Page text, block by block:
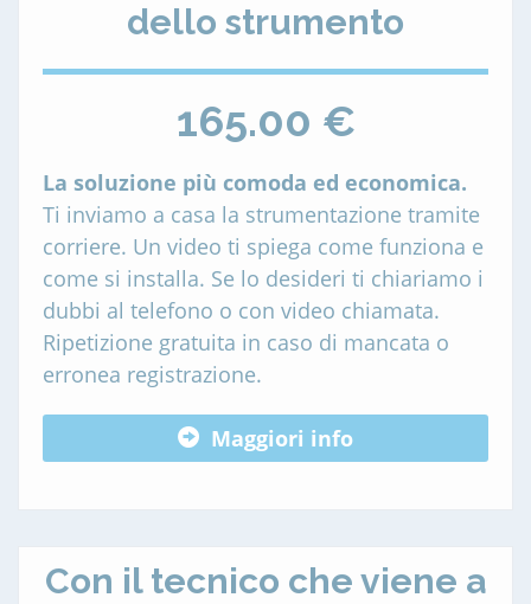
dello strumento
165.00 €
La soluzione più comoda ed economica.
Ti inviamo a casa la strumentazione tramite
corriere. Un video ti spiega come funziona e
come si installa. Se lo desideri ti chiariamo i
dubbi al telefono o con video chiamata.
Ripetizione gratuita in caso di mancata o
erronea registrazione.
Maggiori info
Con il tecnico che viene a